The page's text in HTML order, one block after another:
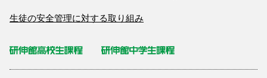
生徒の安全管理に対する取り組み